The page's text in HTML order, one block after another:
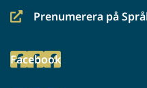
Prenumerera på
(siirryt
palveluun)
Facebook
(siirryt